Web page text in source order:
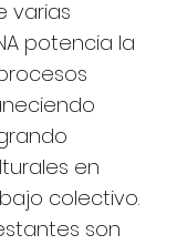
varias
potencia la
en
colectivo.
son